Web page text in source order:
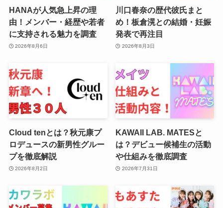
HANAが人気急上昇の理
由！メンバー・経歴や若者
に支持される魅力を調査
2026年8月6日
川口春奈の歴代彼氏まと
め！板倉滉との結婚・妊娠
発表で再注目
2026年8月3日
Cloud tenとは？秋元康プ
ロデュースの新男性グルー
プを徹底解説
2026年8月2日
KAWAII LAB. MATESと
は？デビュー候補生の活動
や仕組みを徹底調査
2026年7月31日